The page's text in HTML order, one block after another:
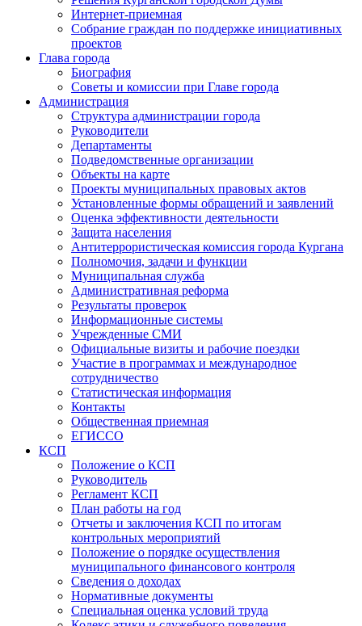
Интернет-приемная
Собрание граждан по поддержке инициативных
проектов
Глава города
Биография
Советы и комиссии при Главе города
Администрация
Структура администрации города
Руководители
Департаменты
Подведомственные организации
Объекты на карте
Проекты муниципальных правовых актов
Установленные формы обращений и заявлений
Оценка эффективности деятельности
Защита населения
Антитеррористическая комиссия города Кургана
Полномочия, задачи и функции
Муниципальная служба
Административная реформа
Результаты проверок
Информационные системы
Учрежденные СМИ
Официальные визиты и рабочие поездки
Участие в программах и международное
сотрудничество
Статистическая информация
Контакты
Общественная приемная
ЕГИССО
КСП
Положение о КСП
Руководитель
Регламент КСП
План работы на год
Отчеты и заключения КСП по итогам
контрольных мероприятий
Положение о порядке осуществления
муниципального финансового контроля
Сведения о доходах
Нормативные документы
Специальная оценка условий труда